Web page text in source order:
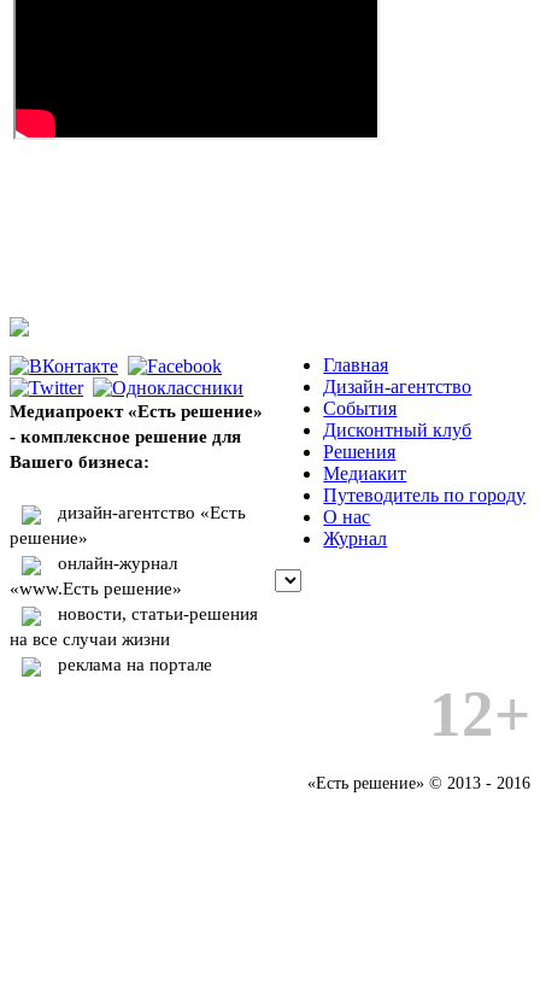
Медиапроект «Есть решение»
- комплексное решение для
Вашего бизнеса:
дизайн-агентство «Есть
решение»
онлайн-журнал
«www.Есть решение»
новости, статьи-решения
на все случаи жизни
реклама на портале
Главная
Дизайн-агентство
События
Дисконтный клуб
Решения
Медиакит
Путеводитель по городу
О нас
Журнал
12+
«Есть решение» © 2013 - 2016